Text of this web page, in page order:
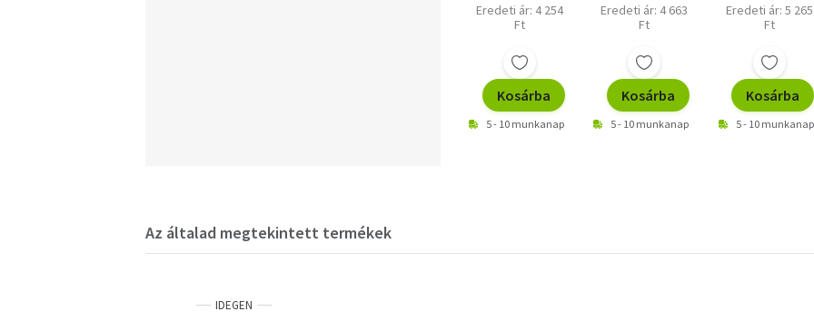
Eredeti ár: 4 254
Ft
Kosárba
5 - 10 munkanap
Eredeti ár: 4 663
Ft
Kosárba
5 - 10 munkanap
Eredeti ár: 5 265
Ft
Kosárba
5 - 10 munkanap
Az általad megtekintett termékek
IDEGEN